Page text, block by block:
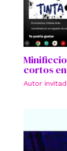
cortos
Autor